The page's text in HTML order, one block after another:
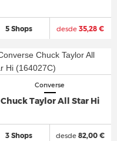
5 Shops desde 35,28 €
Converse
Chuck Taylor All Star Hi
3 Shops desde 82,00 €